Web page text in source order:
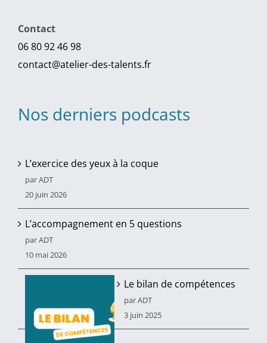
Contact
06 80 92 46 98
contact@atelier-des-talents.fr
Nos derniers podcasts
L’exercice des yeux à la coque
par ADT
20 juin 2026
L’accompagnement en 5 questions
par ADT
10 mai 2026
Le bilan de compétences
par ADT
3 juin 2025